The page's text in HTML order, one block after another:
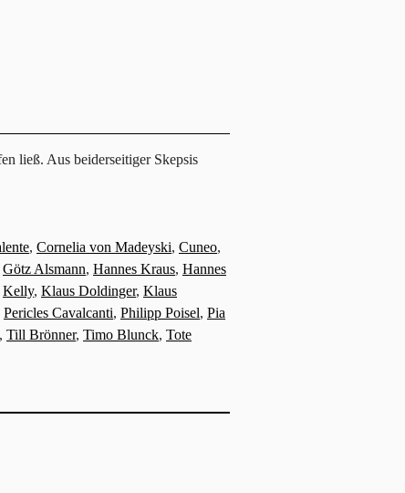
ließ. Aus beiderseitiger Skepsis
, Cornelia von Madeyski, Cuneo,
Götz Alsmann, Hannes Kraus, Hannes
Kelly, Klaus Doldinger, Klaus
Pericles Cavalcanti, Philipp Poisel, Pia
, Till Brönner, Timo Blunck, Tote